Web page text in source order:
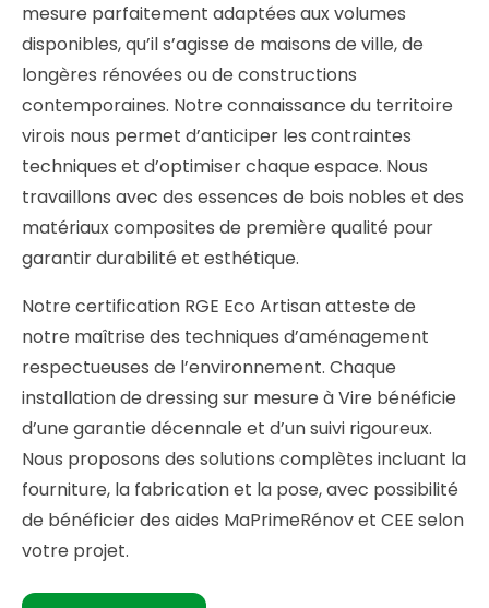
mesure parfaitement adaptées aux volumes
disponibles, qu’il s’agisse de maisons de ville, de
longères rénovées ou de constructions
contemporaines. Notre connaissance du territoire
virois nous permet d’anticiper les contraintes
techniques et d’optimiser chaque espace. Nous
travaillons avec des essences de bois nobles et des
matériaux composites de première qualité pour
garantir durabilité et esthétique.
Notre certification RGE Eco Artisan atteste de
notre maîtrise des techniques d’aménagement
respectueuses de l’environnement. Chaque
installation de dressing sur mesure à Vire bénéficie
d’une garantie décennale et d’un suivi rigoureux.
Nous proposons des solutions complètes incluant la
fourniture, la fabrication et la pose, avec possibilité
de bénéficier des aides MaPrimeRénov et CEE selon
votre projet.